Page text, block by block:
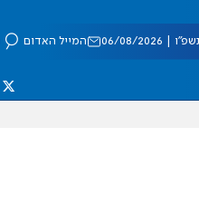
08/2026 המייל האדום